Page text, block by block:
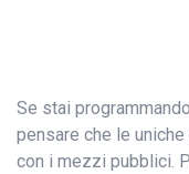
Se stai
pensare che le
con i mezzi pubblici.